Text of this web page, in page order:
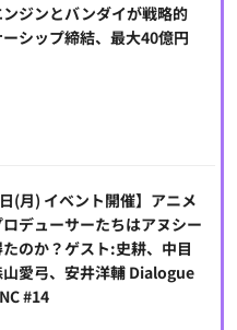
ジンとバンダイが戦略的
シップ締結、最大40億円
日(月) イベント開催】アニメ
デューサーたちはアヌシー
のか？ゲスト:史耕、中目
愛弓、安井洋輔 Dialogue
#14